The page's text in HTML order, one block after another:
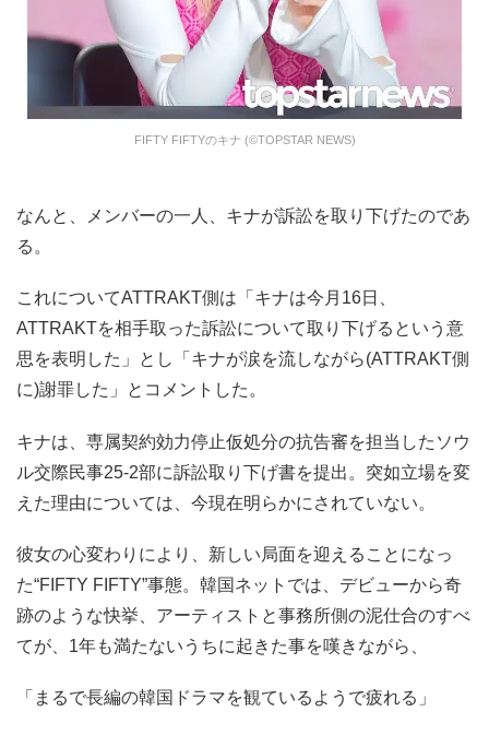
FIFTY FIFTYのキナ (©TOPSTAR NEWS)
なんと、メンバーの一人、キナが訴訟を取り下げたのであ
る。
これについてATTRAKT側は「キナは今月16日、
ATTRAKTを相手取った訴訟について取り下げるという意
思を表明した」とし「キナが涙を流しながら(ATTRAKT側
に)謝罪した」とコメントした。
キナは、専属契約効力停止仮処分の抗告審を担当したソウ
ル交際民事25-2部に訴訟取り下げ書を提出。突如立場を変
えた理由については、今現在明らかにされていない。
彼女の心変わりにより、新しい局面を迎えることになっ
た“FIFTY FIFTY”事態。韓国ネットでは、デビューから奇
跡のような快挙、アーティストと事務所側の泥仕合のすべ
てが、1年も満たないうちに起きた事を嘆きながら、
「まるで長編の韓国ドラマを観ているようで疲れる」